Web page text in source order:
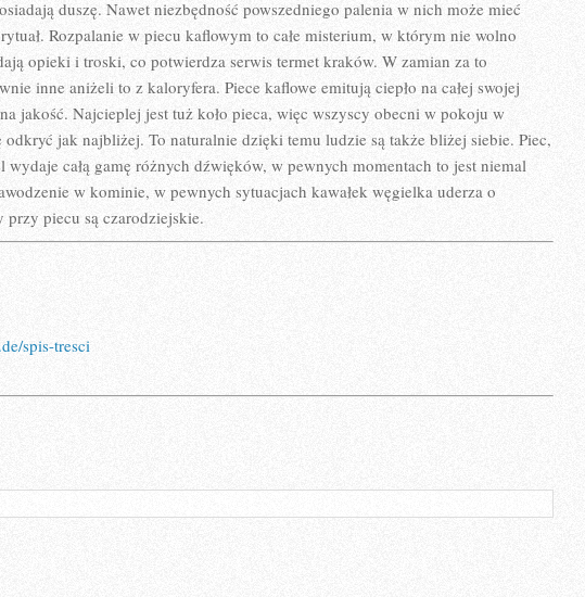
duszę. Nawet niezbędność powszedniego palenia w nich może mieć
Rozpalanie w piecu kaflowym to całe misterium, w którym nie wolno
opieki i troski, co potwierdza serwis termet kraków. W zamian za to
inne aniżeli to z kaloryfera. Piece kaflowe emitują ciepło na całej swojej
jakość. Najcieplej jest tuż koło pieca, więc wszyscy obecni w pokoju w
odkryć jak najbliżej. To naturalnie dzięki temu ludzie są także bliżej siebie. Piec,
całą gamę różnych dźwięków, w pewnych momentach to jest niemal
w kominie, w pewnych sytuacjach kawałek węgielka uderza o
piecu są czarodziejskie.
spis-tresci